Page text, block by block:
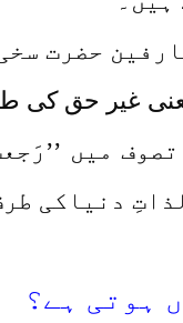
حضرت
غیر حق کی
میں
دنیاکی
ہوتی ہے؟